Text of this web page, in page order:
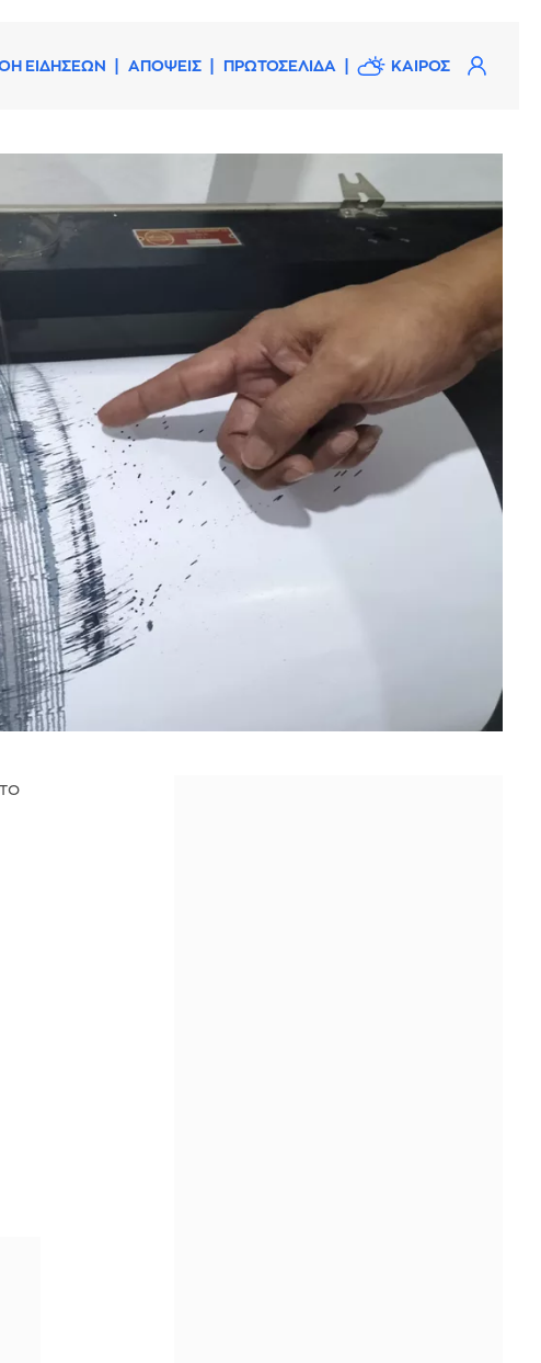
ΕΙΔΗΣΕΩΝ ΑΠΟΨΕΙΣ ΠΡΩΤΟΣΕΛΙΔΑ ΚΑΙΡΟΣ